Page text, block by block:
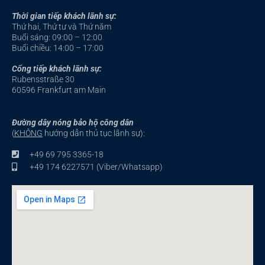
b
o
o
k
-
f
u
b
e
Thời gian tiếp khách lãnh sự:
Thứ hai, Thứ tư và Thứ năm
Buổi sáng: 09:00 – 12:00
Buổi chiều: 14:00 – 17:00
Cổng tiếp khách lãnh sự:
Rubensstraße 30
60596 Frankfurt am Main
Đường dây nóng bảo hộ công dân
(KHÔNG hướng dẫn thủ tục lãnh sự):
+49 69 795 3365-18
+49 174 6227571 (Viber/Whatsapp)